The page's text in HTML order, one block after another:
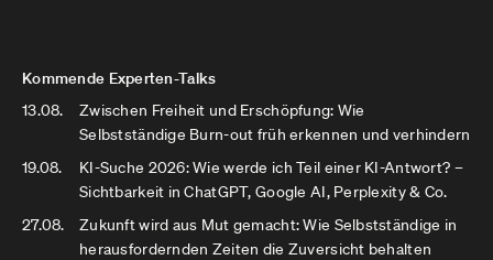
Kommende Experten-Talks
13.08.
Zwischen Freiheit und Erschöpfung: Wie
Selbstständige Burn-out früh erkennen und verhindern
19.08.
KI-Suche 2026: Wie werde ich Teil einer KI-Antwort? –
Sichtbarkeit in ChatGPT, Google AI, Perplexity & Co.
27.08.
Zukunft wird aus Mut gemacht: Wie Selbstständige in
herausfordernden Zeiten die Zuversicht behalten